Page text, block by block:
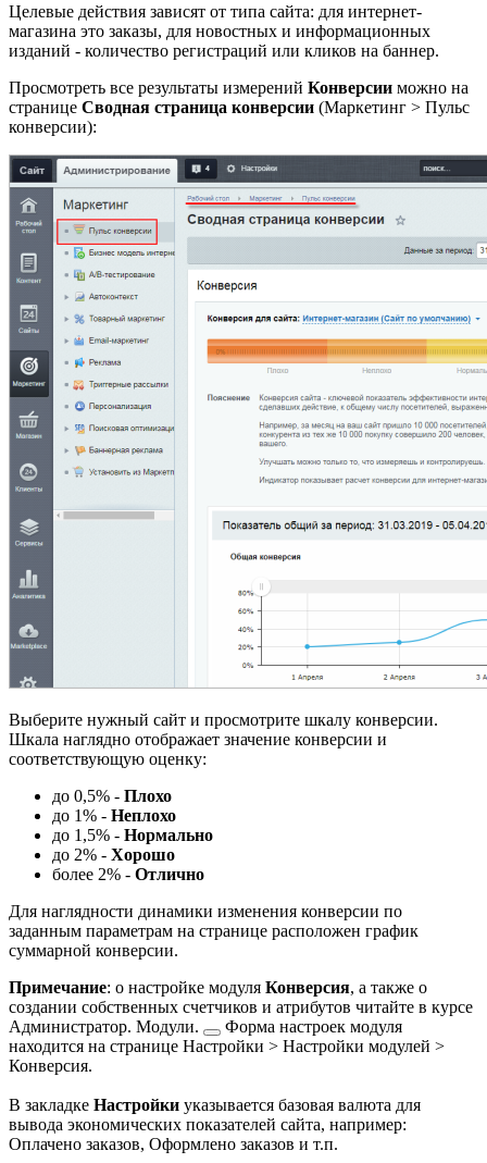
Целевые действия зависят от типа сайта: для интернет-
магазина это заказы, для новостных и информационных
изданий - количество регистраций или кликов на баннер.
Просмотреть все результаты измерений Конверсии можно на
странице Сводная страница конверсии (Маркетинг > Пульс
конверсии):
Выберите нужный сайт и просмотрите шкалу конверсии.
Шкала наглядно отображает значение конверсии и
соответствующую оценку:
до 0,5% - Плохо
до 1% - Неплохо
до 1,5% - Нормально
до 2% - Хорошо
более 2% - Отлично
Для наглядности динамики изменения конверсии по
заданным параметрам на странице расположен график
суммарной конверсии.
Примечание: о настройке модуля Конверсия, а также о
создании собственных счетчиков и атрибутов читайте в курсе
Администратор. Модули.
Форма настроек модуля
находится на странице Настройки > Настройки модулей >
Конверсия.
В закладке Настройки указывается базовая валюта для
вывода экономических показателей сайта, например:
Оплачено заказов, Оформлено заказов и т.п.